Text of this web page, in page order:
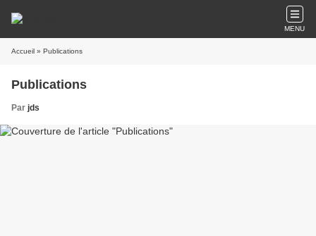
MENU
Accueil » Publications
Publications
Par jds